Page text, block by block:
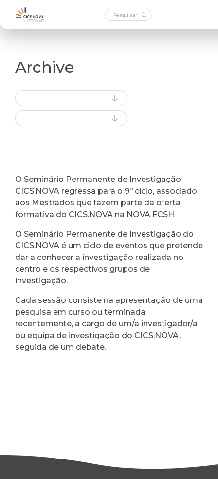
Archive
O Seminário Permanente de Investigação
CICS.NOVA regressa para o 9º ciclo, associado
aos Mestrados que fazem parte da oferta
formativa do CICS.NOVA na NOVA FCSH
O Seminário Permanente de Investigação do
CICS.NOVA é um ciclo de eventos que pretende
dar a conhecer a investigação realizada no
centro e os respectivos grupos de
investigação.
Cada sessão consiste na apresentação de uma
pesquisa em curso ou terminada
recentemente, a cargo de um/a investigador/a
ou equipa de investigação do CICS.NOVA,
seguida de um debate.